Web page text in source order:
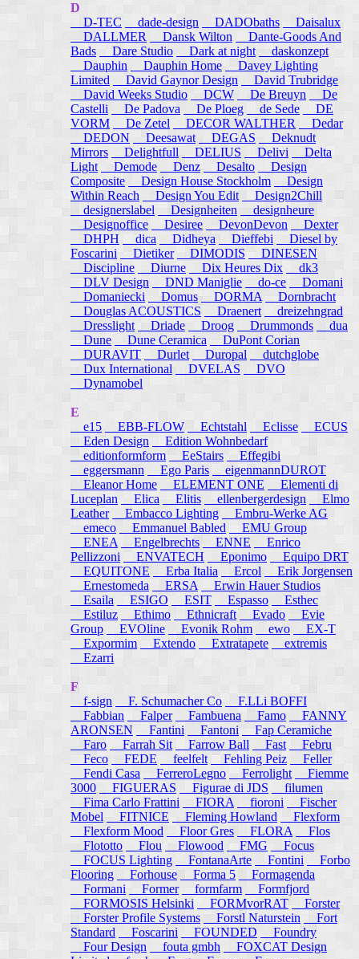
D
D-TEC
dade-design DADObaths
Daisalux
DALLMER
Dansk Wilton
Dante-Goods And
Bads
Dare Studio Dark at night
daskonzept
Dauphin
Dauphin Home
Davey Lighting
Limited
David Gaynor Design
David Trubridge
David Weeks Studio
DCW De Breuyn
De
Castelli
De Padova De Ploeg de Sede
DE
VORM
De Zetel DECOR WALTHER
Dedar
DEDON
Deesawat DEGAS
Deknudt
Mirrors
Delightfull DELIUS Delivi
Delta
Light
Demode Denz Desalto
Design
Composite
Design House Stockholm
Design
Within Reach
Design You Edit
Design2Chill
designerslabel
Designheiten
designheure
Designoffice
Desiree DevonDevon
Dexter
DHPH
dica Didheya Dieffebi
Diesel by
Foscarini
Dietiker DIMODIS
DINESEN
Discipline
Diurne Dix Heures Dix
dk3
DLV Design
DND Maniglie do-ce
Domani
Domaniecki
Domus DORMA
Dornbracht
Douglas ACOUSTICS
Draenert
dreizehngrad
Dresslight Driade Droog Drummonds
dua
Dune
Dune Ceramica
DuPont Corian
DURAVIT
Durlet Duropal
dutchglobe
Dux International
DVELAS
DVO
Dynamobel
E
e15 EBB-FLOW Echtstahl Eclisse
ECUS
Eden Design
Edition Wohnbedarf
editionformform
EeStairs
Effegibi
eggersmann
Ego Paris
eigenmannDUROT
Eleanor Home
ELEMENT ONE
Elementi di
Luceplan
Elica Elitis ellenbergerdesign
Elmo
Leather
Embacco Lighting
Embru-Werke AG
emeco
Emmanuel Babled
EMU Group
ENEA
Engelbrechts ENNE
Enrico
Pellizzoni ENVATECH Eponimo
Equipo DRT
EQUITONE
Erba Italia Ercol
Erik Jorgensen
Ernestomeda
ERSA
Erwin Hauer Studios
Esaila
ESIGO ESIT Espasso
Esthec
Estiluz
Ethimo Ethnicraft Evado
Evie
Group
EVOline Evonik Rohm ewo
EX-T
Expormim
Extendo Extratapete
extremis
Ezarri
F
f-sign
F. Schumacher Co
F.LLi BOFFI
Fabbian
Falper Fambuena Famo
FANNY
ARONSEN
Fantini Fantoni
Fap Ceramiche
Faro
Farrah Sit Farrow Ball Fast
Febru
Feco
FEDE feelfelt Fehling Peiz
Feller
Fendi Casa
FerreroLegno Ferrolight
Fiemme
3000
FIGUERAS Figurae di JDS
filumen
Fima Carlo Frattini
FIORA fioroni
Fischer
Mobel
FITNICE Fleming Howland
Flexform
Flexform Mood
Floor Gres FLORA
Flos
Flototto
Flou Flowood FMG
Focus
FOCUS Lighting
FontanaArte Fontini
Forbo
Flooring
Forhouse Forma 5
Formagenda
Formani
Former formfarm
Formfjord
FORMOSIS Helsinki
FORMvorRAT
Forster
Forster Profile Systems
Forstl Naturstein
Fort
Standard
Foscarini FOUNDED
Foundry
Four Design
fouta gmbh
FOXCAT Design